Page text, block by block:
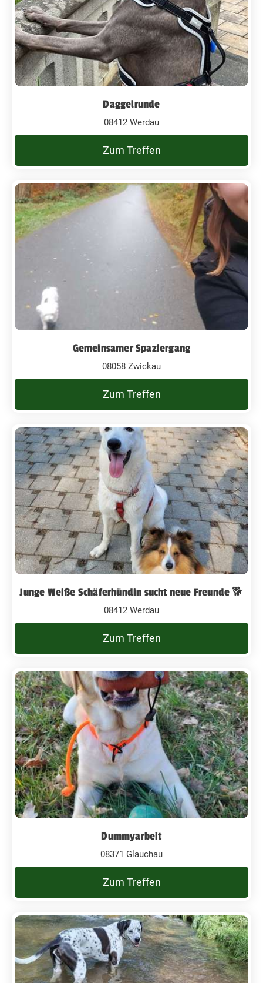
Daggelrunde
08412 Werdau
Zum Treffen
Gemeinsamer Spaziergang
08058 Zwickau
Zum Treffen
Junge Weiße Schäferhündin sucht neue Freunde 🐕
08412 Werdau
Zum Treffen
Dummyarbeit
08371 Glauchau
Zum Treffen